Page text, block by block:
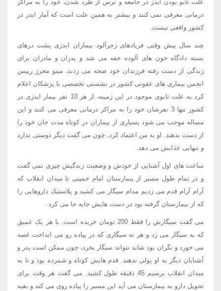
علت تابو بودن ایدز در جامعه و ترس از طرد شدن، خود را به مراکز
درمانی معرفی نمی کنند و بیشتر به همین علت است که آمار ایدز در
کشور واقعی نیست.
چند سال پیش وقتی فریادهای زجرآلود بیماران ایدزی پشت درهای
بسته دادگاه خون های آلوده خفه می شد و پدران و مادران برای
زندگی از دست رفته فرزندان خود ضجه می زدند، مینو محرز رییس
انجمن بیماری های عفونی کشور در نشستی تخصصی با پزشکان اعلام
کرد به علت تابوی موجود در این زمینه، از هر 10 نفر بیمار ایدزی در
کشور تنها 3 نفرشان خود را به مراکز درمانی معرفی می کنند و این
مساله موجب می شود بسیاری از بیماران در کوتاه مدت جان خود را
از دست بدهند. او به من اعتماد کرد، چون می گفت دیگر دوستی ندارد
و تنهایی عذابش می دهد.
ساعت های اول آشنایی از خودش و وضعیت زندگیش چیزی نمی گفت
و در تمام طول مسیر از بیمارستان امام خمینی تا میدان انقلاب که
آرام آرام قدم می زدیم مدام سیگار می کشید و پلاستیک داروهایی را
که از بیمارستان گرفته بود در دست هایش جابه جا می کرد.
می گفت سیگارش را فقط 200 تومان خریده است. با هر پک عمیق
که به سیگار می زد و هر ته سیگاری که در پیاده رو می انداخت غصه
می خورد و نگران بود شاید نتواند سیگار بخرد، چون ممکن است پدر و
آشنایان دیگر به او پولی ندهند. قدم هایش کوتاه و شمرده بود و تا به
میدان انقلاب برسیم 45 دقیقه طول کشید. می گفت هر وقت برای
تحویل دارو به بیمارستان می آید این مسیر را پیاده روی می کند و بقیه